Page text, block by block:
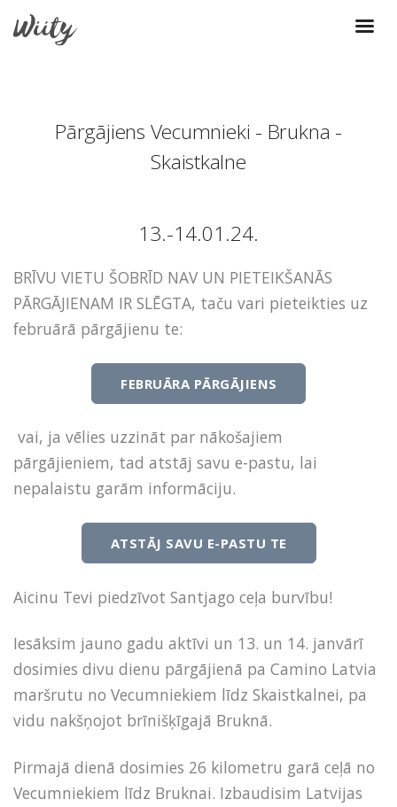
Pārgājiens Vecumnieki - Brukna -
Skaistkalne
13.-14.01.24.
BRĪVU VIETU ŠOBRĪD NAV UN PIETEIKŠANĀS
PĀRGĀJIENAM IR SLĒGTA, taču vari pieteikties uz
februārā pārgājienu te:
FEBRUĀRA PĀRGĀJIENS
vai, ja vēlies uzzināt par nākošajiem
pārgājieniem, tad atstāj savu e-pastu, lai
nepalaistu garām informāciju.
ATSTĀJ SAVU E-PASTU TE
Aicinu Tevi piedzīvot Santjago ceļa burvību!
Iesāksim jauno gadu aktīvi un 13. un 14. janvārī
dosimies divu dienu pārgājienā pa Camino Latvia
maršrutu no Vecumniekiem līdz Skaistkalnei, pa
vidu nakšņojot brīnišķīgajā Bruknā.
Pirmajā dienā dosimies 26 kilometru garā ceļā no
Vecumniekiem līdz Bruknai. Izbaudisim Latvijas